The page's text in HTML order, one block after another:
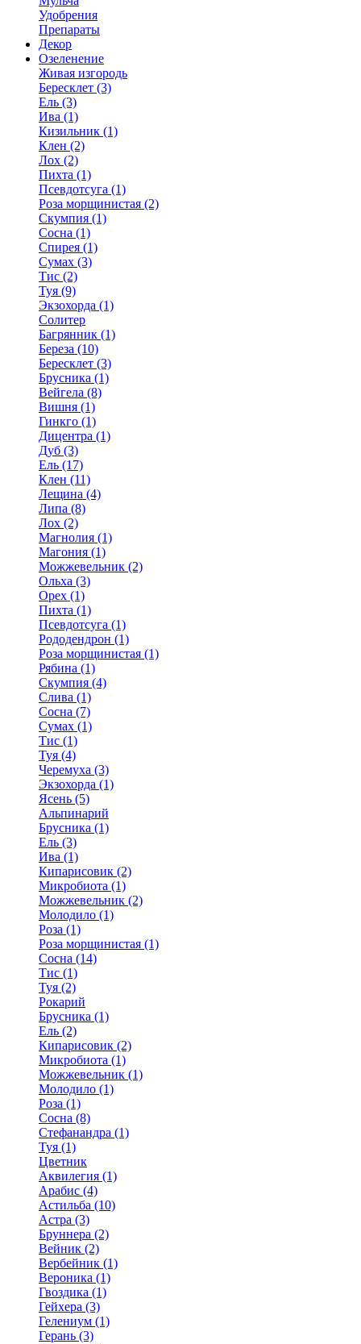
Удобрения
Препараты
Декор
Озеленение
Живая изгородь
Бересклет (3)
Ель (3)
Ива (1)
Кизильник (1)
Клен (2)
Лох (2)
Пихта (1)
Псевдотсуга (1)
Роза морщинистая (2)
Скумпия (1)
Сосна (1)
Спирея (1)
Сумах (3)
Тис (2)
Туя (9)
Экзохорда (1)
Солитер
Багрянник (1)
Береза (10)
Бересклет (3)
Брусника (1)
Вейгела (8)
Вишня (1)
Гинкго (1)
Дицентра (1)
Дуб (3)
Ель (17)
Клен (11)
Лещина (4)
Липа (8)
Лох (2)
Магнолия (1)
Магония (1)
Можжевельник (2)
Ольха (3)
Орех (1)
Пихта (1)
Псевдотсуга (1)
Рододендрон (1)
Роза морщинистая (1)
Рябина (1)
Скумпия (4)
Слива (1)
Сосна (7)
Сумах (1)
Тис (1)
Туя (4)
Черемуха (3)
Экзохорда (1)
Ясень (5)
Альпинарий
Брусника (1)
Ель (3)
Ива (1)
Кипарисовик (2)
Микробиота (1)
Можжевельник (2)
Молодило (1)
Роза (1)
Роза морщинистая (1)
Сосна (14)
Тис (1)
Туя (2)
Рокарий
Брусника (1)
Ель (2)
Кипарисовик (2)
Микробиота (1)
Можжевельник (1)
Молодило (1)
Роза (1)
Сосна (8)
Стефанандра (1)
Туя (1)
Цветник
Аквилегия (1)
Арабис (4)
Астильба (10)
Астра (3)
Бруннера (2)
Вейник (2)
Вербейник (1)
Вероника (1)
Гвоздика (1)
Гейхера (3)
Гелениум (1)
Герань (3)